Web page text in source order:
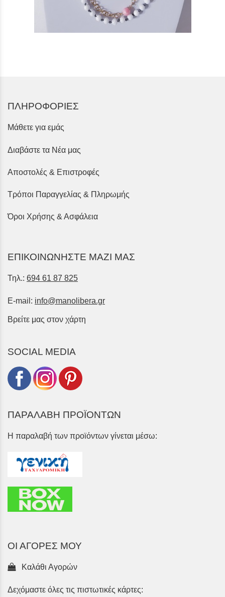
ΠΛΗΡΟΦΟΡΙΕΣ
Μάθετε για εμάς
Διαβάστε τα Νέα μας
Αποστολές & Επιστροφές
Τρόποι Παραγγελίας & Πληρωμής
Όροι Χρήσης & Ασφάλεια
ΕΠΙΚΟΙΝΩΝΗΣΤΕ ΜΑΖΙ ΜΑΣ
Τηλ.: 694 61 87 825
E-mail: info@manolibera.gr
Βρείτε μας στον χάρτη
SOCIAL MEDIA
ΠΑΡΑΛΑΒΗ ΠΡΟΪΟΝΤΩΝ
Η παραλαβή των προϊόντων γίνεται μέσω:
ΟΙ ΑΓΟΡΕΣ ΜΟΥ
Καλάθι Αγορών
Δεχόμαστε όλες τις πιστωτικές κάρτες: